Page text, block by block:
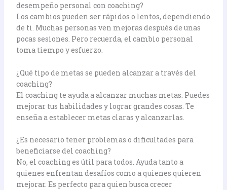
desempeño personal con coaching?
Los cambios pueden ser rápidos o lentos, dependiendo
de ti. Muchas personas ven mejoras después de unas
pocas sesiones. Pero recuerda, el cambio personal
toma tiempo y esfuerzo.
¿Qué tipo de metas se pueden alcanzar a través del
coaching?
El coaching te ayuda a alcanzar muchas metas. Puedes
mejorar tus habilidades y lograr grandes cosas. Te
enseña a establecer metas claras y alcanzarlas.
¿Es necesario tener problemas o dificultades para
beneficiarse del coaching?
No, el coaching es útil para todos. Ayuda tanto a
quienes enfrentan desafíos como a quienes quieren
mejorar. Es perfecto para quien busca crecer